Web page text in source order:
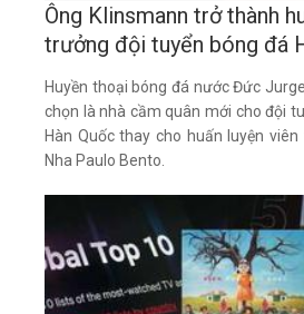
Ông Klinsmann trở thành
trưởng đội tuyển bóng đá
Huyền thoại bóng đá nước Đức
chọn là nhà cầm quân mới cho đội
Hàn Quốc thay cho huấn luyện
Nha Paulo Bento.